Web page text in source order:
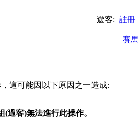
遊客: 註冊
賽
這可能因以下原因之一造成:
(過客)無法進行此操作。